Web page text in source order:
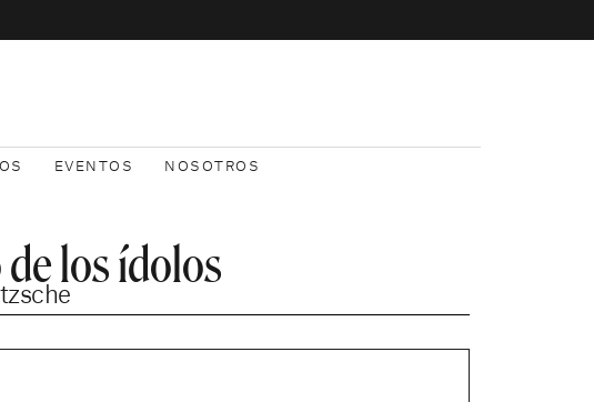
EVENTOS NOSOTROS
los ídolos